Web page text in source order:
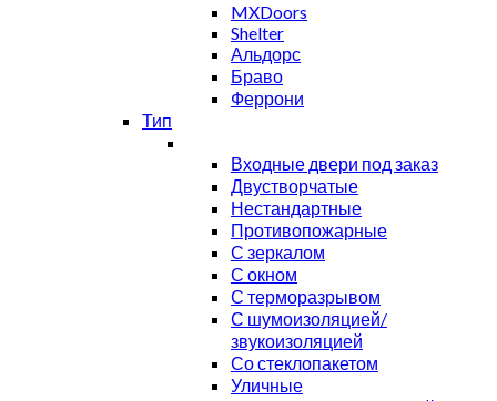
MXDoors
Shelter
Альдорс
Браво
Феррони
Тип
Входные двери под заказ
Двустворчатые
Нестандартные
Противопожарные
С зеркалом
С окном
С терморазрывом
С шумоизоляцией/
звукоизоляцией
Со стеклопакетом
Уличные